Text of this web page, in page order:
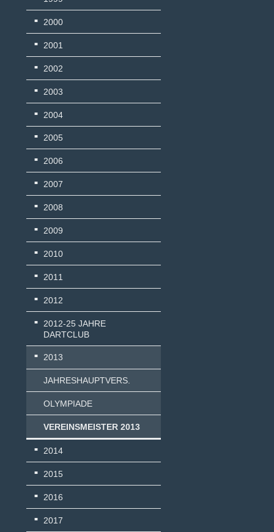
2000
2001
2002
2003
2004
2005
2006
2007
2008
2009
2010
2011
2012
2012-25 JAHRE
DARTCLUB
2013
JAHRESHAUPTVERS.
OLYMPIADE
VEREINSMEISTER 2013
2014
2015
2016
2017